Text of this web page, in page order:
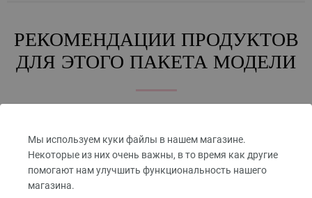
Мы используем куки файлы в нашем магазине.
Некоторые из них очень важны, в то время как другие
помогают нам улучшить функциональность нашего
магазина.
РЕКОМЕНДАЦИИ ПРОДУКТОВ
ДЛЯ ЭТОГО ПАКЕТА МОДЕЛИ